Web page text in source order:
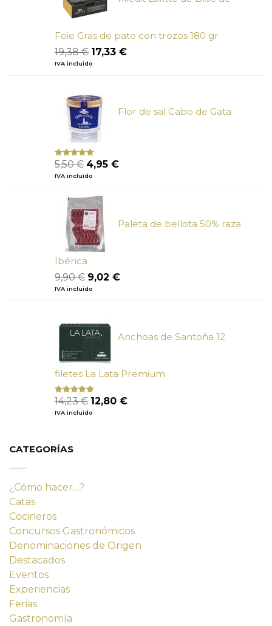
Foie Gras de pato con trozos 180 gr
19,38€ El
precio
19,38 €.
17,33 €El
IVA incluido
Flor de sal Cabo de Gata
Valorado
con
de
5
5,50€ El
precio
era:
5,50 €.
4,95 €El
IVA incluido
Paleta de bellota 50% raza
Ibérica
9,90€ El
precio
9,90 €.
9,02 €El
IVA incluido
Anchoas de Santoña 12
filetes La Lata Premium
Valorado
con
de 5
14,23€ El
precio
12,80 €El
IVA incluido
CATEGORÍAS
¿Cómo hacer…?
Catas
Cocineros
Concursos Gastronómicos
Denominaciones de Origen
Destacados
Eventos
Experiencias
Ferias
Gastronomía